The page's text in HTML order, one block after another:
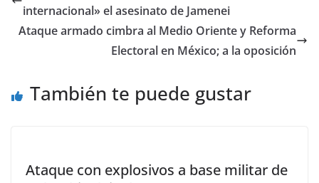
internacional» el asesinato de Jamenei
Ataque armado cimbra al Medio Oriente y Reforma
Electoral en México; a la oposición
También te puede gustar
Ataque con explosivos a base militar de